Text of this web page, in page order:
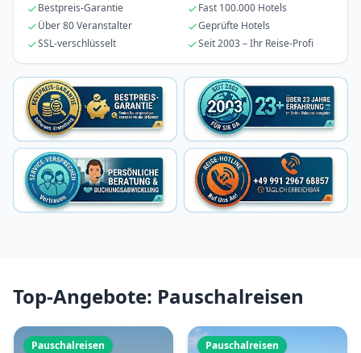
Bestpreis-Garantie
Fast 100.000 Hotels
Über 80 Veranstalter
Geprüfte Hotels
SSL-verschlüsselt
Seit 2003 – Ihr Reise-Profi
Top-Angebote: Pauschalreisen
Pauschalreisen Pauschalreisen